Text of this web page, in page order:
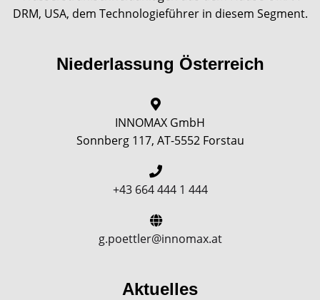
DRM, USA, dem Technologieführer in diesem Segment.
Niederlassung Österreich
INNOMAX GmbH
Sonnberg 117, AT-5552 Forstau
+43 664 444 1 444
g.poettler@innomax.at
Aktuelles